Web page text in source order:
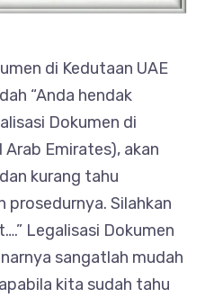
di Kedutaan UAE
“Anda hendak
Dokumen di
Arab Emirates), akan
kurang tahu
prosedurnya. Silahkan
Legalisasi Dokumen
sangatlah mudah
kita sudah tahu